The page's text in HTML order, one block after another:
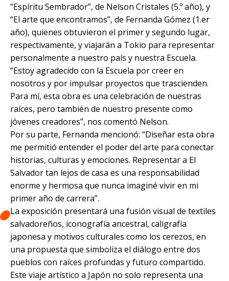
“Espíritu Sembrador”, de Nelson Cristales (5.º año), y
“El arte que encontramos”, de Fernanda Gómez (1.er
año), quienes obtuvieron el primer y segundo lugar,
respectivamente, y viajarán a Tokio para representar
personalmente a nuestro país y nuestra Escuela.
“Estoy agradecido con la Escuela por creer en
nosotros y por impulsar proyectos que trascienden.
Para mí, esta obra es una celebración de nuestras
raíces, pero también de nuestro presente como
jóvenes creadores”, nos comentó Nelson.
Por su parte, Fernanda mencionó: “Diseñar esta obra
me permitió entender el poder del arte para conectar
historias, culturas y emociones. Representar a El
Salvador tan lejos de casa es una responsabilidad
enorme y hermosa que nunca imaginé vivir en mi
primer año de carrera”.
La exposición presentará una fusión visual de textiles
salvadoreños, iconografía ancestral, caligrafía
japonesa y motivos culturales como los cerezos, en
una propuesta que simboliza el diálogo entre dos
pueblos con raíces profundas y futuro compartido.
Este viaje artístico a Japón no solo representa una